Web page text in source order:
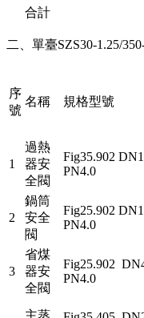
合計
二、單臺SZS30-1.25/
序
號
名稱 規格型號
1
過熱
器安
全閥
Fig35.902
PN4.0
2
鍋筒
安全
閥
Fig25.902
PN4.0
3
省煤
器安
全閥
Fig25.902
PN4.0
主蒸